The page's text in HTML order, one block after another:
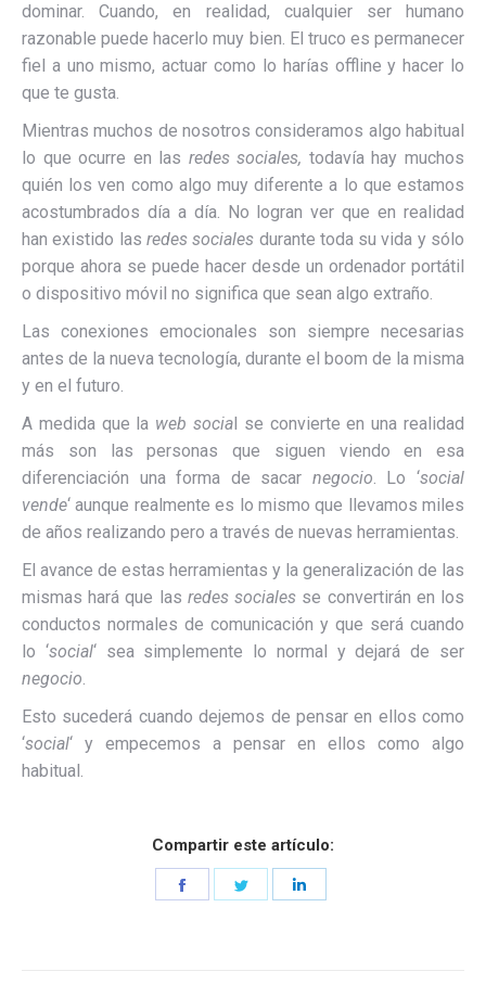
dominar.Cuando, en realidad, cualquier ser humano
razonable puede hacerlo muy bien. El truco es permanecer
fiel a uno mismo, actuar como lo harías offline y hacer lo
que te gusta.
Mientras muchos de nosotros consideramos algo habitual
lo que ocurre en las redes sociales, todavía hay muchos
quién los ven como algo muy diferente a lo que estamos
acostumbrados día a día. No logran ver que en realidad
han existido las redes sociales durante toda su vida y sólo
porque ahora se puede hacer desde un ordenador portátil
o dispositivo móvil no significa que sean algo extraño.
Las conexiones emocionales son siempre necesarias
antes de la nueva tecnología, durante el boom de la misma
y en el futuro.
A medida que la web social se convierte en una realidad
más son las personas que siguen viendo en esa
diferenciación una forma de sacar negocio. Lo ‘social
vende‘ aunque realmente es lo mismo que llevamos miles
de años realizando pero a través de nuevas herramientas.
El avance de estas herramientas y la generalización de las
mismas hará que las redes sociales se convertirán en los
conductos normales de comunicación y que será cuando
lo ‘social‘ sea simplemente lo normal y dejará de ser
negocio.
Esto sucederá cuando dejemos de pensar en ellos como
‘social‘ y empecemos a pensar en ellos como algo
habitual.
Compartir este artículo:
Share